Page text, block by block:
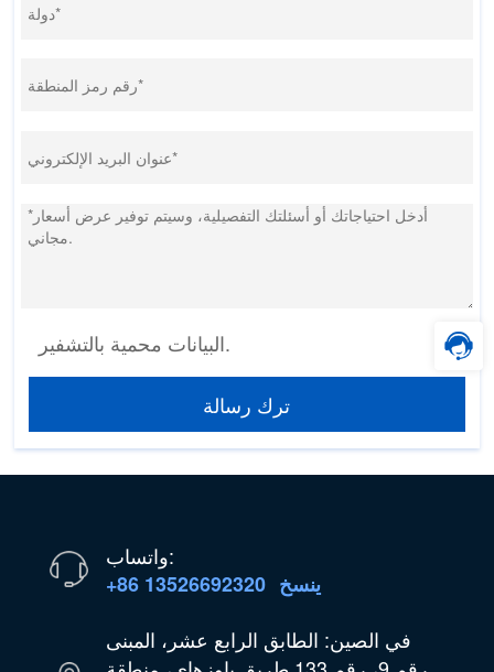
البيانات محمية بالتشفير.
ترك رسالة
واتساب:
+86 13526692320 ينسخ
في الصين: الطابق الرابع عشر، المبنى